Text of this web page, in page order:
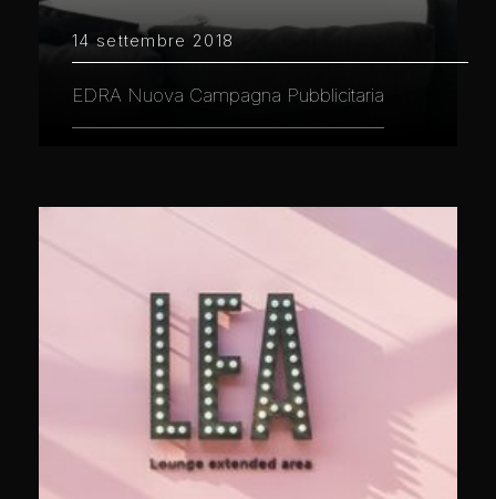
14 settembre 2018
EDRA Nuova Campagna Pubblicitaria